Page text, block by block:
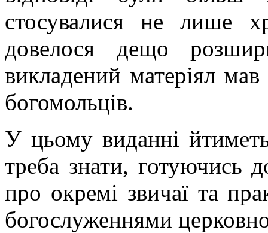
стосувалися не лише
довелося дещо
викладений матеріял
богомольців.
У цьому виданні
треба знати, готуючись
про окремі звичаї та
богослуженнями